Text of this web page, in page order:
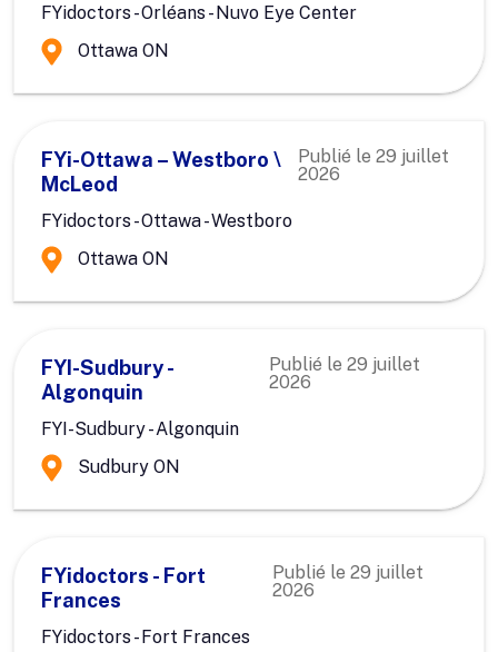
FYidoctors - Orléans - Nuvo Eye Center
Ottawa ON
FYi-Ottawa – Westboro \
McLeod
Publié le29 juillet
2026
FYidoctors - Ottawa - Westboro
Ottawa ON
FYI-Sudbury -
Algonquin
Publié le 29 juillet
2026
FYI-Sudbury - Algonquin
Sudbury ON
FYidoctors - Fort
Frances
Publié le29 juillet
2026
FYidoctors - Fort Frances